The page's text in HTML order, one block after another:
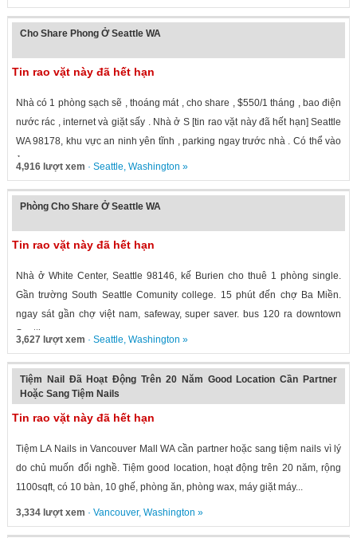
Cho Share Phong Ở Seattle WA
Tin rao vặt này đã hết hạn
Nhà có 1 phòng sạch sẽ , thoáng mát , cho share , $550/1 tháng , bao điện
nước rác , internet và giặt sấy . Nhà ở S [tin rao vặt này đã hết hạn] Seattle
WA 98178, khu vực an ninh yên tĩnh , parking ngay trước nhà . Có thể vào
ở...
4,916 lượt xem · Seattle, Washington »
Phòng Cho Share Ở Seattle WA
Tin rao vặt này đã hết hạn
Nhà ở White Center, Seattle 98146, kế Burien cho thuê 1 phòng single.
Gần trường South Seattle Comunity college. 15 phút đến chợ Ba Miền.
ngay sát gần chợ việt nam, safeway, super saver. bus 120 ra downtown
Seattle...
3,627 lượt xem · Seattle, Washington »
Tiệm Nail Đã Hoạt Động Trên 20 Năm Good Location Cần Partner
Hoặc Sang Tiệm Nails
Tin rao vặt này đã hết hạn
Tiệm LA Nails in Vancouver Mall WA cần partner hoặc sang tiệm nails vì lý
do chủ muốn đổi nghề. Tiệm good location, hoạt động trên 20 năm, rộng
1100sqft, có 10 bàn, 10 ghế, phòng ăn, phòng wax, máy giặt máy...
3,334 lượt xem · Vancouver, Washington »